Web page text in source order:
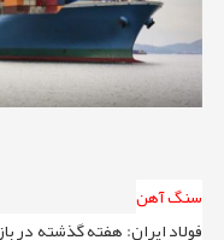
سنگ آهن